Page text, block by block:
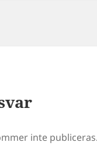
inte publiceras.